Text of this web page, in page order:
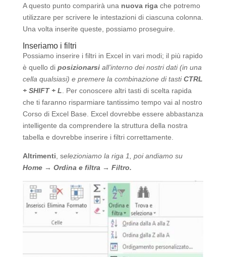
A questo punto comparirà unanuova rigache potremo
utilizzare per scrivere le intestazioni di ciascuna colonna.
Una volta inserite queste, possiamo proseguire.
Inseriamo i filtri
Possiamo inserire i filtri in Excel in vari modi; il più rapido
è quello di posizionarsi all’interno dei nostri dati (in una
cella qualsiasi) e premere la combinazione di tastiCTRL
+ SHIFT + L. Per conoscere altri tasti di scelta rapida
che ti faranno risparmiare tantissimo tempo vai al nostro
Corso di Excel Base. Excel dovrebbe essere abbastanza
intelligente da comprendere la struttura della nostra
tabella e dovrebbe inserire i filtri correttamente.
Altrimenti, selezioniamo la riga 1, poi andiamo su
Home → Ordina e filtra → Filtro.